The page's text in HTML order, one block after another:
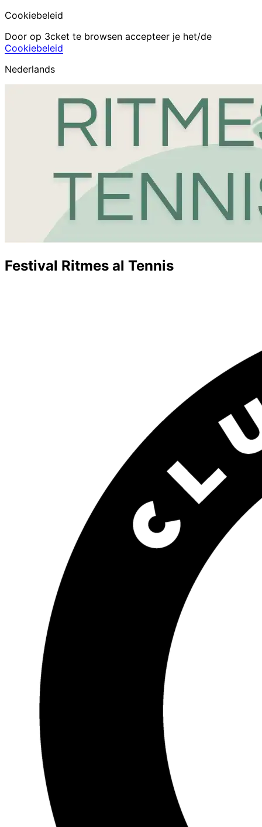
Cookiebeleid
Door op 3cket te browsen accepteer je het/de
Cookiebeleid
Nederlands
Festival Ritmes al Tennis